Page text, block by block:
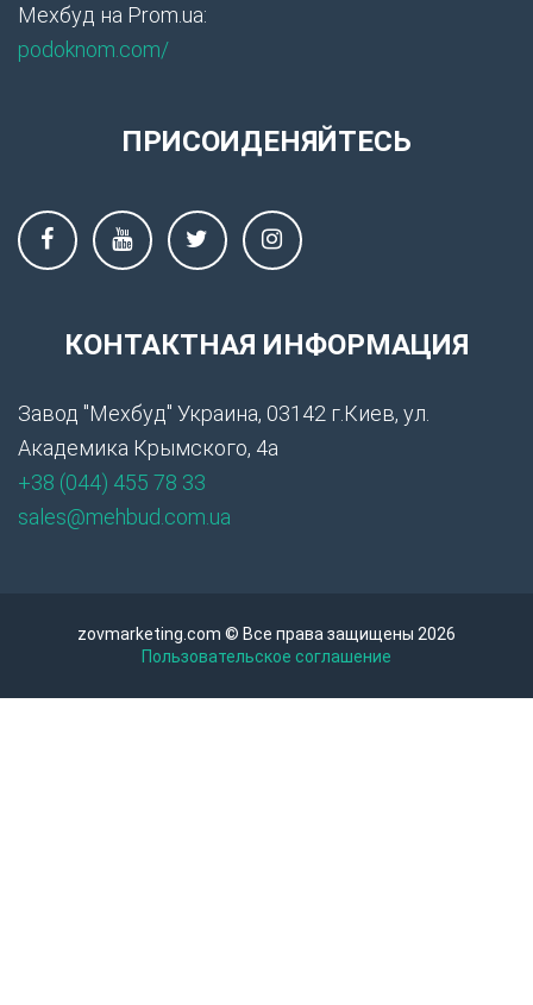
Мехбуд на Prom.ua:
podoknom.com/
ПРИСОИДЕНЯЙТЕСЬ
КОНТАКТНАЯ ИНФОРМАЦИЯ
Завод "Мехбуд" Украина, 03142 г.Киев, ул.
Академика Крымского, 4а
+38 (044) 455 78 33
sales@mehbud.com.ua
zovmarketing.com © Все права защищены 2026
Пользовательское соглашение